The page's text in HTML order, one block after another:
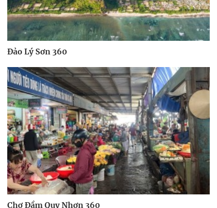
Đảo Lý Sơn 360
Chợ Đầm Quy Nhơn 360